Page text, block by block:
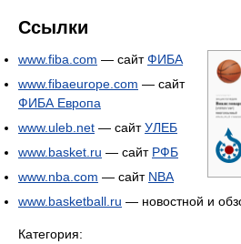
Ссылки
www.fiba.com — сайтФИБА
www.fibaeurope.com — сайт
ФИБА Европа
www.uleb.net — сайтУЛЕБ
www.basket.ru — сайт РФБ
www.nba.com — сайт NBA
www.basketball.ru — новостной и
Категория: